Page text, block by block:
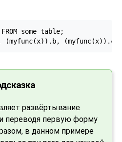
some_table;
(myfunc(x)).b, (myfunc(x)).c
развёртывание
переводя первую форму
в данном примере